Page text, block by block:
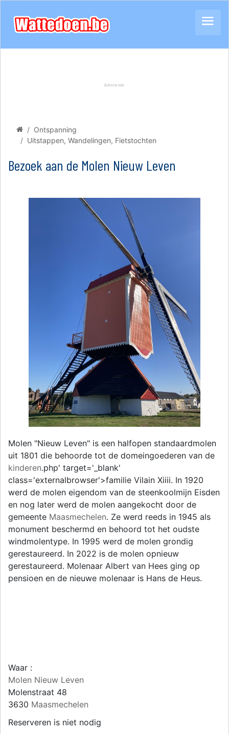
Ontspanning
Uitstappen, Wandelingen, Fietstochten
Bezoek aan de Molen Nieuw Leven
Molen "Nieuw Leven" is een halfopen standaardmolen
uit 1801 die behoorde tot de domeingoederen van de
kinderen.php' target='_blank'
class='externalbrowser'>familie Vilain Xiiii. In 1920
werd de molen eigendom van de steenkoolmijn Eisden
en nog later werd de molen aangekocht door de
gemeente Maasmechelen. Ze werd reeds in 1945 als
monument beschermd en behoord tot het oudste
windmolentype. In 1995 werd de molen grondig
gerestaureerd. In 2022 is de molen opnieuw
gerestaureerd. Molenaar Albert van Hees ging op
pensioen en de nieuwe molenaar is Hans de Heus.
Waar :
Molen Nieuw Leven
Molenstraat 48
3630 Maasmechelen
Reserveren is niet nodig